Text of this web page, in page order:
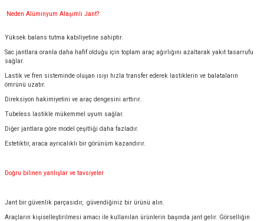
Neden Alüminyum Alaşımlı Jant?
Yüksek balans tutma kabiliyetine sahiptir.
Sac jantlara oranla daha hafif olduğu için toplam araç ağırlığını azaltarak yakıt tasarrufu
sağlar.
Lastik ve fren sisteminde oluşan ısıyı hızla transfer ederek lastiklerin ve balataların
ömrünü uzatır.
Direksiyon hakimiyetini ve araç dengesini arttırır.
Tubeless lastikle mükemmel uyum sağlar.
Diğer jantlara göre model çeşitliği daha fazladır.
Estetiktir, araca ayrıcalıklı bir görünüm kazandırır.
Doğru bilinen yanlışlar ve tavsiyeler
Jant bir güvenlik parçasıdır, güvendiğiniz bir ürünü alın.
Araçların kişiselleştirilmesi amacı ile kullanılan ürünlerin başında jant gelir. Görselliğin